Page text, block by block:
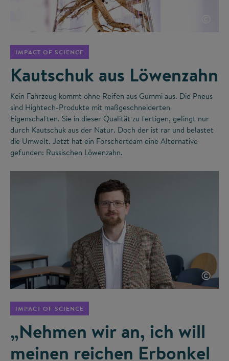
IMPACT OF SCIENCE
Kautschuk aus Löwenzahn
Kein Fahrzeug kommt ohne Reifen aus Gummi aus. Die Pneus
sind Hightech-Produkte mit maßgeschneiderten
Eigenschaften. Sie in dieser Qualität zu fertigen, gelingt nur
durch Kautschuk aus der Natur. Doch der ist rar und belastet
die Umwelt. Jetzt hat ein Forscherteam eine Alternative
gefunden: Russischen Löwenzahn.
©
IMPACT OF SCIENCE
„Nehmen wir an, ich will
meinen reichen Erbonkel